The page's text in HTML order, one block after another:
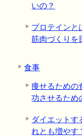
いの？
プロテインと
筋肉づくりを
食事
痩せるための
功させるため
ダイエットす
れとも増やす